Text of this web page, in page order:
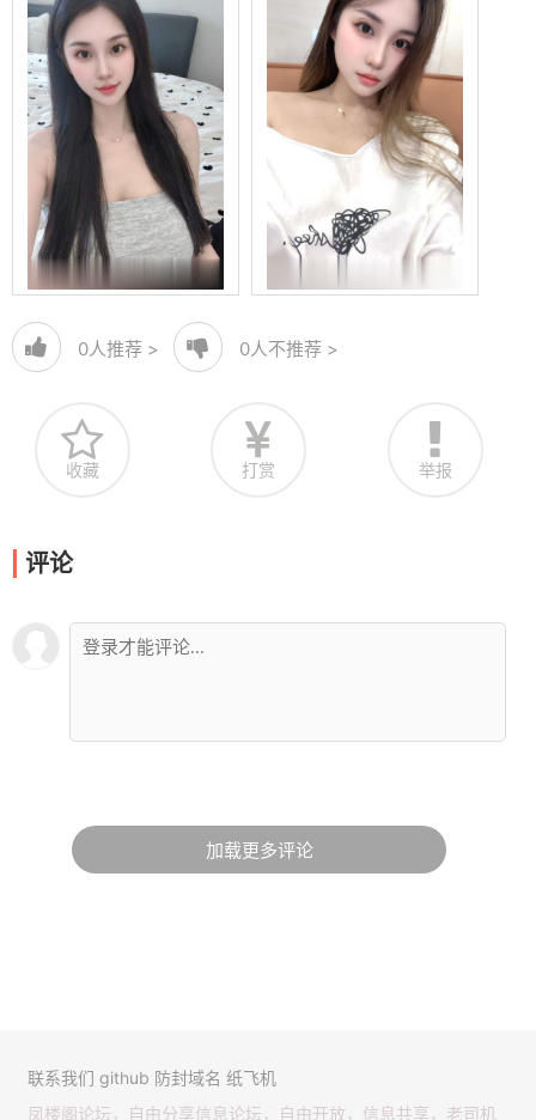
0人推荐 > 0人不推荐 >
收藏 打赏 举报
评论
加载更多评论
联系我们 github 防封域名 纸飞机
凤楼阁论坛，自由分享信息论坛，自由开放，信息共享，老司机